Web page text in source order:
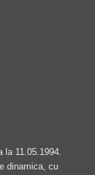
la 11.05.1994.
dinamica, cu